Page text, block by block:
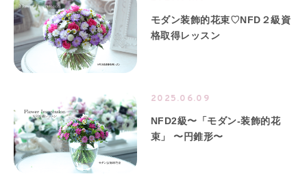
モダン装飾的花束♡NFD２級資
格取得レッスン
2025.06.09
NFD2級〜「モダン-装飾的花
束」 〜円錐形〜